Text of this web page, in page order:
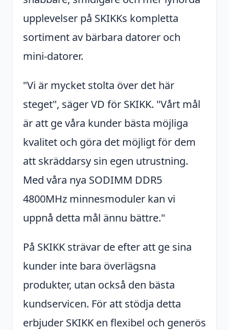
upplevelser på SKIKKs kompletta
sortiment av bärbara datorer och
mini-datorer.
"Vi är mycket stolta över det här
steget", säger VD för SKIKK. "Vårt mål
är att ge våra kunder bästa möjliga
kvalitet och göra det möjligt för dem
att skräddarsy sin egen utrustning.
Med våra nya SODIMM DDR5
4800MHz minnesmoduler kan vi
uppnå detta mål ännu bättre."
På SKIKK strävar de efter att ge sina
kunder inte bara överlägsna
produkter, utan också den bästa
kundservicen. För att stödja detta
erbjuder SKIKK en flexibel och generös